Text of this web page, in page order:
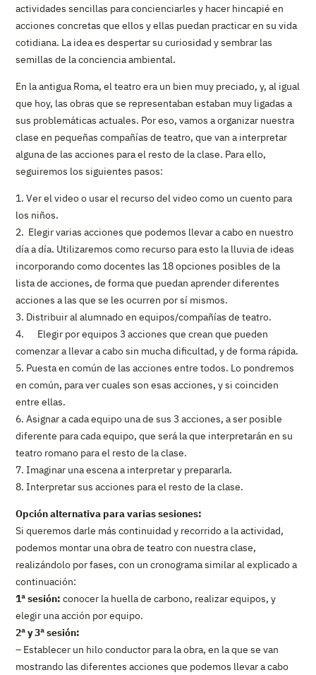
actividades sencillas para concienciarles y hacer hincapié en
acciones concretas que ellos y ellas puedan practicar en su vida
cotidiana. La idea es despertar su curiosidad y sembrar las
semillas de la conciencia ambiental.
En la antigua Roma, el teatro era un bien muy preciado, y, al igual
que hoy, las obras que se representaban estaban muy ligadas a
sus problemáticas actuales. Por eso, vamos a organizar nuestra
clase en pequeñas compañías de teatro, que van a interpretar
alguna de las acciones para el resto de la clase. Para ello,
seguiremos los siguientes pasos:
1. Ver el video o usar el recurso del video como un cuento para
los niños.
2. Elegir varias acciones que podemos llevar a cabo en nuestro
día a día. Utilizaremos como recurso para esto la lluvia de ideas
incorporando como docentes las 18 opciones posibles de la
lista de acciones, de forma que puedan aprender diferentes
acciones a las que se les ocurren por sí mismos.
3. Distribuir al alumnado en equipos/compañías de teatro.
4. Elegir por equipos 3 acciones que crean que pueden
comenzar a llevar a cabo sin mucha dificultad, y de forma rápida.
5. Puesta en común de las acciones entre todos. Lo pondremos
en común, para ver cuales son esas acciones, y si coinciden
entre ellas.
6. Asignar a cada equipo una de sus 3 acciones, a ser posible
diferente para cada equipo, que será la que interpretarán en su
teatro romano para el resto de la clase.
7. Imaginar una escena a interpretar y prepararla.
8. Interpretar sus acciones para el resto de la clase.
Opción alternativa para varias sesiones:
Si queremos darle más continuidad y recorrido a la actividad,
podemos montar una obra de teatro con nuestra clase,
realizándolo por fases, con un cronograma similar al explicado a
continuación:
1ª sesión: conocer la huella de carbono, realizar equipos, y
elegir una acción por equipo.
2ª y 3ª sesión:
– Establecer un hilo conductor para la obra, en la que se van
mostrando las diferentes acciones que podemos llevar a cabo